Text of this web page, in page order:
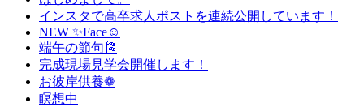
インスタで高卒求人ポストを連続公開しています！
NEW ✨Face☺
端午の節句🎏
完成現場見学会開催します！
お彼岸供養❁
瞑想中